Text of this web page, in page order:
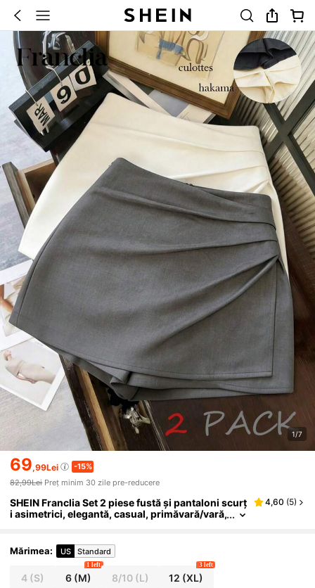
1/7
69,99Lei
-15%
82,99Lei Preț minim 30 zile pre-reducere
SHEIN Franclia Set 2 piese fustă și pantaloni scurț
i asimetrici, elegantă, casual, primăvară/vară,
u femei, fuste coreene, fuste pentru femei, talie în
altă, seturi fustă-short, pantaloni culotte, fustă-s
hort pentru femei, fustă pentru birou, pantaloni s
curți, haine de lucru pentru femei pentru birou, fu
4,60 (5)
Mărimea: US Standard
4 (S) 6 (M)
1 left
8/10(L) 12 (XL)
3 left